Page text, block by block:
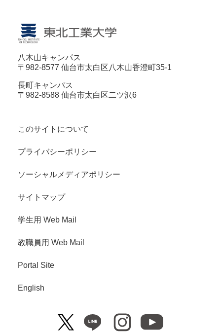
八木山キャンパス
〒982-8577 仙台市太白区八木山香澄町35-1
長町キャンパス
〒982-8588 仙台市太白区二ツ沢6
このサイトについて
プライバシーポリシー
ソーシャルメディアポリシー
サイトマップ
学生用 Web Mail
教職員用 Web Mail
Portal Site
English